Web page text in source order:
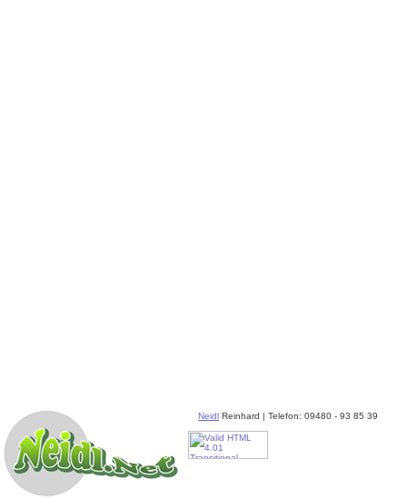
Neidl Reinhard | Telefon: 09480 - 93 85 39